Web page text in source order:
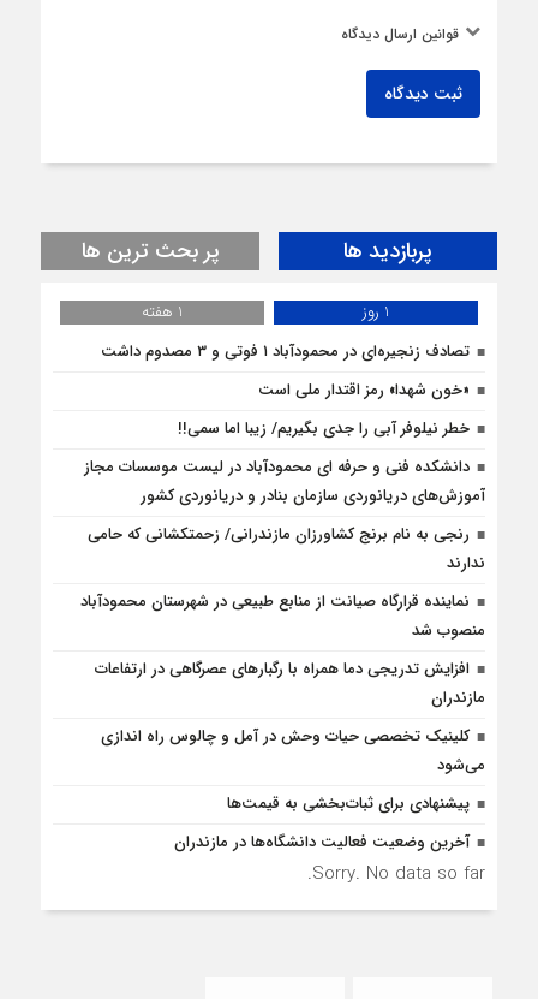
قوانین ارسال دیدگاه
ثبت دیدگاه
پربازدید ها پر بحث ترین ها
1 روز
1 هفته
تصادف زنجیره‌ای در محمودآباد ۱ فوتی و ۳ مصدوم داشت
«خون شهدا» رمز اقتدار ملی است
خطر نیلوفر آبی را جدی بگیریم/ زیبا اما سمی!!
دانشکده فنی و حرفه ای محمودآباد در لیست موسسات مجاز
آموزش‌های دریانوردی سازمان بنادر و دریانوردی کشور
رنجی به نام برنج کشاورزان مازندرانی/ زحمتکشانی که حامی
ندارند
نماینده قرارگاه صیانت از منابع طبیعی در شهرستان محمودآباد
منصوب شد
افزایش تدریجی دما همراه با رگبارهای عصرگاهی در ارتفاعات
مازندران
کلینیک تخصصی حیات وحش در آمل و چالوس راه اندازی
می‌شود
پیشنهادی برای ثبات‌بخشی به قیمت‌ها
آخرین وضعیت فعالیت دانشگاه‌ها در مازندران
Sorry. No data so far.